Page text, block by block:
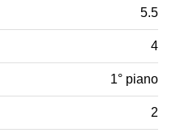
5.5
4
1° piano
2